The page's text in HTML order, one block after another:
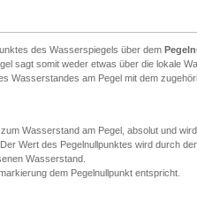
des Wasserspiegels über dem
sagt somit weder etwas über die lokale
Wasserstandes am Pegel mit dem
Wasserstand am Pegel, absolut und
Wert des Pegelnullpunktes wird durch
Wasserstand.
dem Pegelnullpunkt entspricht.